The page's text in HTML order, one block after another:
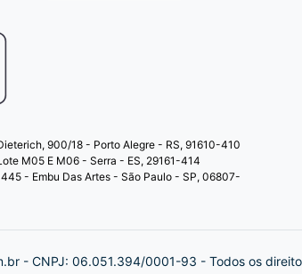
900/18 - Porto Alegre - RS, 91610-410
M05 E M06 - Serra - ES, 29161-414
- Embu Das Artes - São Paulo - SP, 06807-
- CNPJ: 06.051.394/0001-93 - Todos os